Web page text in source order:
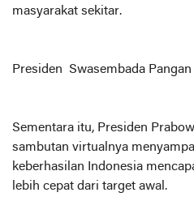
masyarakat sekitar.
Presiden Swasembada
Sementara itu, Presiden
sambutan virtualnya
keberhasilan Indonesia
lebih cepat dari target awal.